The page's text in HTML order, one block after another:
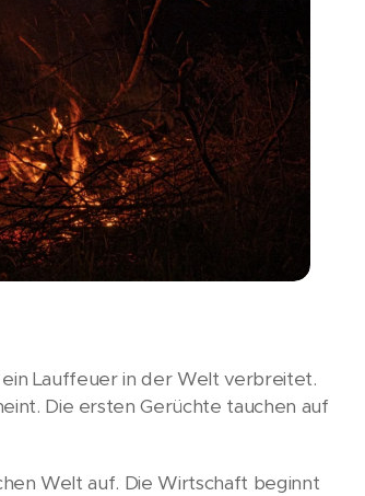
ein Lauffeuer in der Welt verbreitet.
Die ersten Gerüchte tauchen auf
Welt auf. Die Wirtschaft beginnt